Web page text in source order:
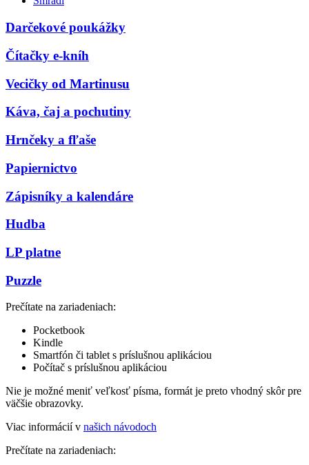
Darčekové poukážky
Čítačky e-kníh
Vecičky od Martinusu
Káva, čaj a pochutiny
Hrnčeky a fľaše
Papiernictvo
Zápisníky a kalendáre
Hudba
LP platne
Puzzle
Prečítate na zariadeniach:
Pocketbook
Kindle
Smartfón či tablet s príslušnou aplikáciou
Počítač s príslušnou aplikáciou
Nie je možné meniť veľkosť písma, formát je preto vhodný skôr pre
väčšie obrazovky.
Viac informácií v našich návodoch
Prečítate na zariadeniach: